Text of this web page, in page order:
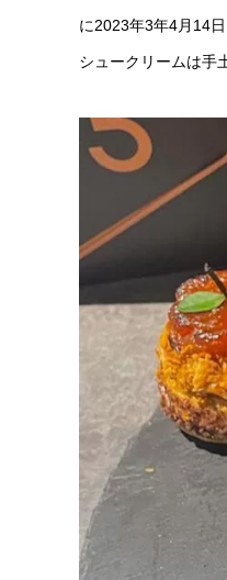
に2023年3年4月14
シュークリームは手